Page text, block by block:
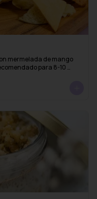
mermelada de mango
para 8-10